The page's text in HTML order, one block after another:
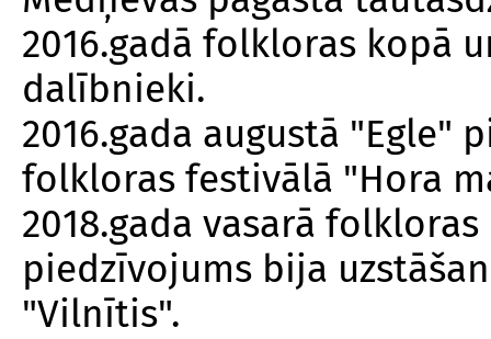
2016.gadā folkloras kopā
dalībnieki.
2016.gada augustā "Egle"
folkloras festivālā "Hora
2018.gada vasarā
piedzīvojums bija
"Vilnītis".